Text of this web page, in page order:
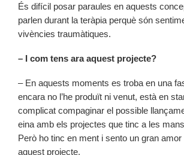
És difícil posar paraules en aquests
parlen durant la teràpia perquè són
vivències traumàtiques.
– I com tens ara aquest projecte?
– En aquests moments es troba en una
encara no l’he produït ni venut, està en
complicat compaginar el possible
eina amb els projectes que tinc a les
Però ho tinc en ment i sento un gran
aquest projecte.